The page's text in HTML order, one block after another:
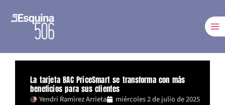
La tarjeta BAC PriceSmart se transforma con más
beneficios para sus clientes
Yendri Ramìrez Arrieta
miércoles 2 de julio de 2025